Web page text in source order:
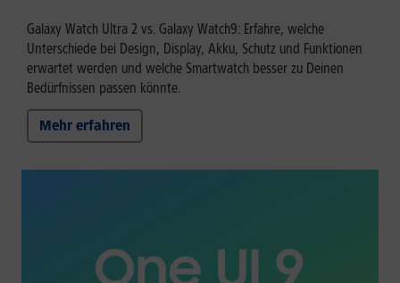
Galaxy Watch Ultra 2 vs. Galaxy Watch9: Erfahre, welche
Unterschiede bei Design, Display, Akku, Schutz und Funktionen
erwartet werden und welche Smartwatch besser zu Deinen
Bedürfnissen passen könnte.
Mehr erfahren